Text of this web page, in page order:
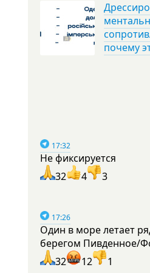
почему
17:32
Не фиксируется
32
4 3
17:26
Один в море летает
берегом Пивденное/
32
12 1